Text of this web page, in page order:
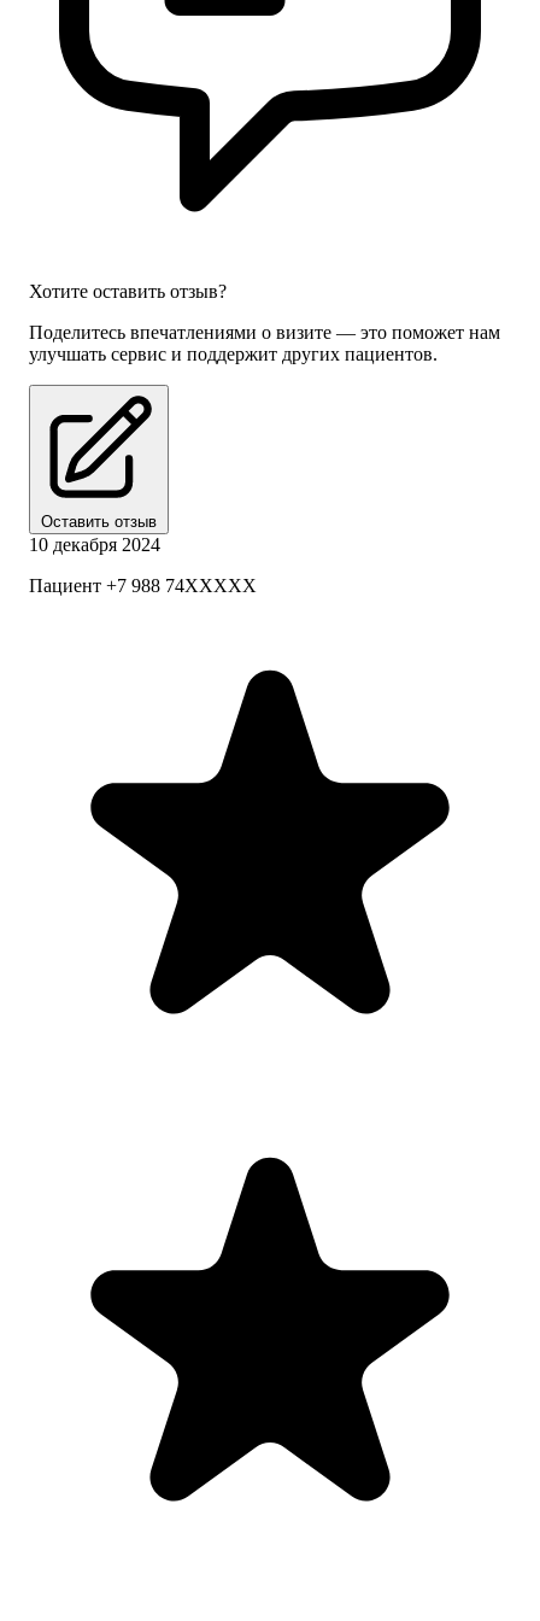
разделение синехий;
удаление контагиозного моллюска;
пункции гигром;
диагностика и лечение детей с хирургической
патологией;
проведение профилактических осмотров детей всех
возрастных групп;
знание принципов лечения, побочных явлений и
осложнений применяемой терапии;
Хотите оставить отзыв?
Поделитесь впечатлениями о визите — это поможет нам
улучшать сервис и поддержит других пациентов.
Оставить отзыв
10 декабря 2024
Пациент +7 988 74XXXXX